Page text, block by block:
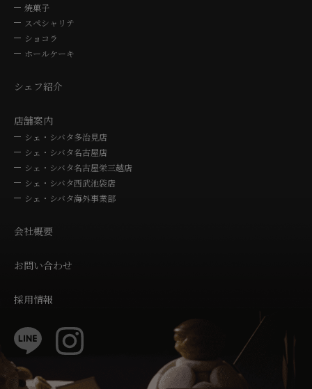
焼菓子
スペシャリテ
ショコラ
ホールケーキ
シェフ紹介
店舗案内
シェ・シバタ多治見店
シェ・シバタ名古屋店
シェ・シバタ名古屋栄三越店
シェ・シバタ西武池袋店
シェ・シバタ海外事業部
会社概要
お問い合わせ
採用情報